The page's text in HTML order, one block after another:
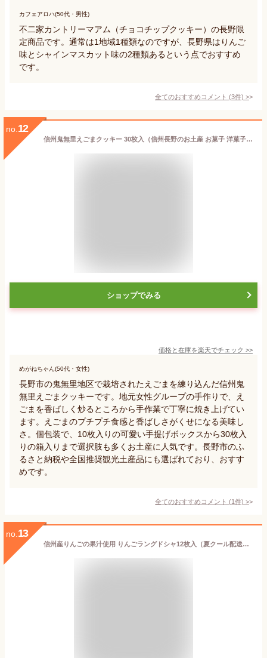
カフェアロハ(50代・男性)
不二家カントリーマアム（チョコチップクッキー）の長野限
定商品です。通常は1地域1種類なのですが、長野県はりんご
味とシャインマスカット味の2種類あるという点でおすすめ
です。
全てのおすすめコメント (3件) >
no. 12
信州鬼無里えごまクッキー 30枚入（信州長野のお土産 お菓子 洋菓子 荏胡麻クッキー エゴマ菓子 土産 おみやげ 長野県 銘菓 長野土産 長野お土産 通販）
ショップでみる
価格と在庫を楽天でチェック >>
めがねちゃん(50代・女性)
長野市の鬼無里地区で栽培されたえごまを練り込んだ信州鬼
無里えごまクッキーです。地元女性グループの手作りで、え
ごまを香ばしく炒るところから手作業で丁寧に焼き上げてい
ます。えごまのプチプチ食感と香ばしさがくせになる美味し
さ。個包装で、10枚入りの可愛い手提げボックスから30枚入
りの箱入りまで選択肢も多くお土産に人気です。長野市のふ
るさと納税や全国推奨観光土産品にも選ばれており、おすす
めです。
全てのおすすめコメント (1件) >
no. 13
信州産りんごの果汁使用 りんごラングドシャ12枚入（夏クール配送）（信州長野のお土産 お菓子 洋菓子 クッキー 土産 おみやげ お取り寄